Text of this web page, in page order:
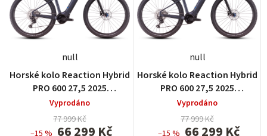
null
Horské kolo Reaction Hybrid
PRO 600 27,5 2025
metallicgrey´n´black
Vyprodáno
77 999 Kč
66 299 Kč
null
Horské kolo Reaction Hybrid
PRO 600 27,5 2025
metallicgrey´n´black
Vyprodáno
77 999 Kč
66 299 Kč